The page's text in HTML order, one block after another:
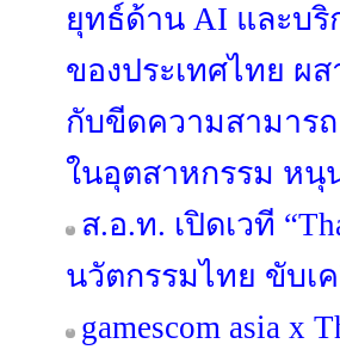
ยุทธ์ด้าน AI และบริ
ของประเทศไทย ผ
กับขีดความสามาร
ในอุตสาหกรรม หนุ
ส.อ.ท. เปิดเวที
นวัตกรรมไทย ขับเ
gamescom asia x